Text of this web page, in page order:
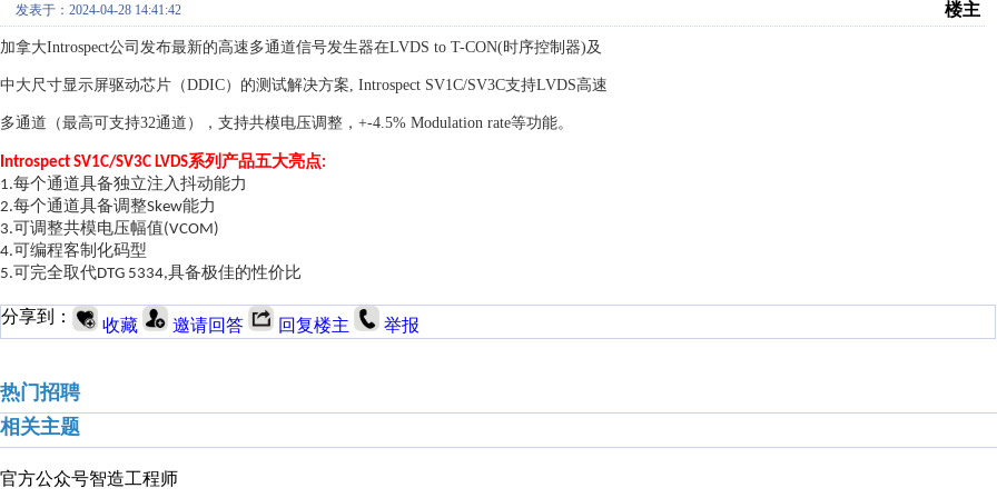
发表于：2024-04-28 14:41:42 楼主
加拿大Introspect公司发布最新的高速多通道信号发生器在LVDS to T-CON(时序控制器)及
中大尺寸显示屏驱动芯片 （DDIC） 的测试解决方案, Introspect SV1C/SV3C支持LVDS高速
多通道（最高可支持32通道）， 支持共模电压调整， +-4.5% Modulation rate等功能。
Introspect SV1C/SV3C LVDS系列产品五大亮点:
1.每个通道具备独立注入抖动能力
2.每个通道具备调整Skew能力
3.可调整共模电压幅值(VCOM)
4.可编程客制化码型
5.可完全取代DTG 5334,具备极佳的性价比
分享到： 收藏 邀请回答 回复楼主 举报
热门招聘
相关主题
官方公众号智造工程师